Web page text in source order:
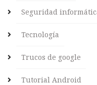
Seguridad
Tecnología
Trucos de google
Tutorial Android